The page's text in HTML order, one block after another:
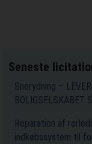
Seneste
Snerydning –
BOLIGSELSKABET
Reparation af
indkøbssystem til